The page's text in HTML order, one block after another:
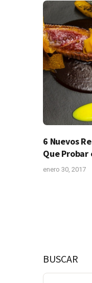
6 Nuevos
Que Probar
enero 30, 2017
BUSCAR
Buscar: